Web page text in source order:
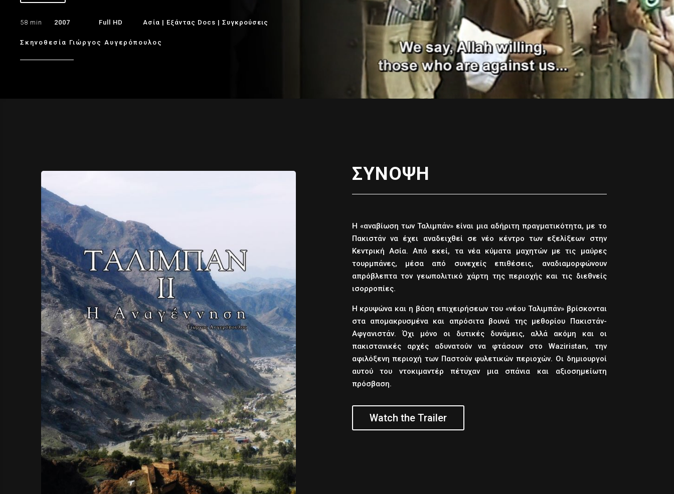
58 min 2007 Full HD Ασία | Εξάντας Docs | Συγκρούσεις
Σκηνοθεσία Γιώργος Αυγερόπουλος
ΣΥΝΟΨΗ
Η «αναβίωση των Ταλιμπάν» είναι μια αδήριτη πραγματικότητα, με το
Πακιστάν να έχει αναδειχθεί σε νέο κέντρο των εξελίξεων στην
Κεντρική Ασία. Από εκεί, τα νέα κύματα μαχητών με τις μαύρες
τουρμπάνες, μέσα από συνεχείς επιθέσεις, αναδιαμορφώνουν
απρόβλεπτα τον γεωπολιτικό χάρτη της περιοχής και τις διεθνείς
ισορροπίες.
Η κρυψώνα και η βάση επιχειρήσεων του «νέου Ταλιμπάν» βρίσκονται
στα απομακρυσμένα και απρόσιτα βουνά της μεθορίου Πακιστάν-
Αφγανιστάν. Όχι μόνο οι δυτικές δυνάμεις, αλλά ακόμη και οι
πακιστανικές αρχές αδυνατούν να φτάσουν στο Waziristan, την
αφιλόξενη περιοχή των Παστούν φυλετικών περιοχών. Οι δημιουργοί
αυτού του ντοκιμαντέρ πέτυχαν μια σπάνια και αξιοσημείωτη
πρόσβαση.
Watch the Trailer